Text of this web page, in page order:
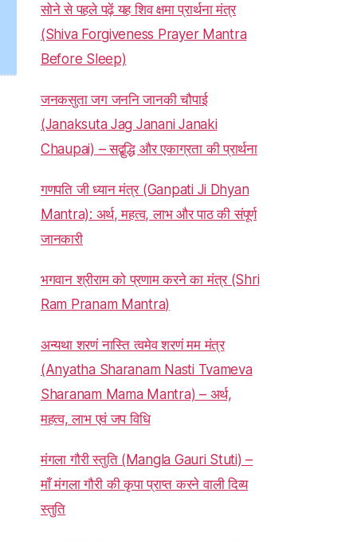
सोने से पहले पढ़ें यह शिव क्षमा प्रार्थना मंत्र
(Shiva Forgiveness Prayer Mantra
Before Sleep)
जनकसुता जग जननि जानकी चौपाई
(Janaksuta Jag Janani Janaki
Chaupai) – सद्बुद्धि और एकाग्रता की प्रार्थना
गणपति जी ध्यान मंत्र (Ganpati Ji Dhyan
Mantra): अर्थ, महत्व, लाभ और पाठ की संपूर्ण
जानकारी
भगवान श्रीराम को प्रणाम करने का मंत्र (Shri
Ram Pranam Mantra)
अन्यथा शरणं नास्ति त्वमेव शरणं मम मंत्र
(Anyatha Sharanam Nasti Tvameva
Sharanam Mama Mantra) – अर्थ,
महत्व, लाभ एवं जप विधि
मंगला गौरी स्तुति (Mangla Gauri Stuti) –
माँ मंगला गौरी की कृपा प्राप्त करने वाली दिव्य
स्तुति